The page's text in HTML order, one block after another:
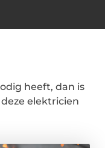
heeft, dan is
elektricien